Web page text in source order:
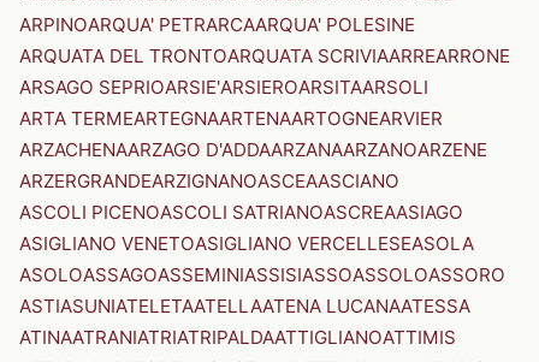
ARPINOARQUA' PETRARCAARQUA' POLESINE
ARQUATA DEL TRONTOARQUATA SCRIVIAARREARRONE
ARSAGO SEPRIOARSIE'ARSIEROARSITAARSOLI
ARTA TERMEARTEGNAARTENAARTOGNEARVIER
ARZACHENAARZAGO D'ADDAARZANAARZANOARZENE
ARZERGRANDEARZIGNANOASCEAASCIANO
ASCOLI PICENOASCOLI SATRIANOASCREAASIAGO
ASIGLIANO VENETOASIGLIANO VERCELLESEASOLA
ASOLOASSAGOASSEMINIASSISIASSOASSOLOASSORO
ASTIASUNIATELETAATELLAATENA LUCANAATESSA
ATINAATRANIATRIATRIPALDAATTIGLIANOATTIMIS